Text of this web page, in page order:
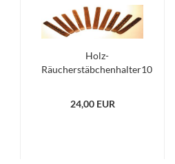
Holz-
Räucherstäbchenhalter10
24,00 EUR